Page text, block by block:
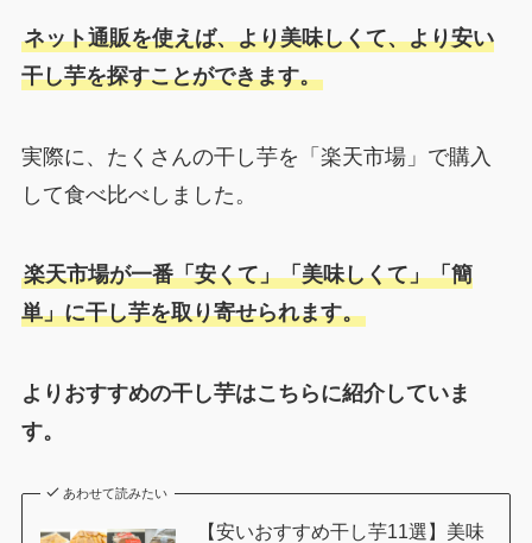
ネット通販を使えば、より美味しくて、より安い
干し芋を探すことができます。
実際に、たくさんの干し芋を「楽天市場」で購入
して食べ比べしました。
楽天市場が一番「安くて」「美味しくて」「簡
単」に干し芋を取り寄せられます。
よりおすすめの干し芋はこちらに紹介していま
す。
あわせて読みたい
【安いおすすめ干し芋11選】美味